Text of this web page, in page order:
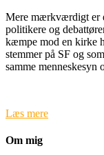
Mere mærkværdigt er
politikere og
kæmpe mod en kirke
stemmer på SF og
samme menneskesyn
Læs mere
Om mig